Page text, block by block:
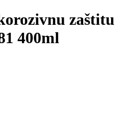
zaštitu
400ml